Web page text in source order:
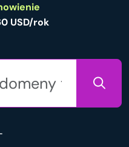
USD/rok